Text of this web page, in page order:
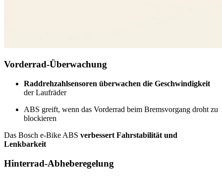
Vorderrad-Überwachung
Raddrehzahlsensoren überwachen die Geschwindigkeit
der Laufräder
ABS greift, wenn das Vorderrad beim Bremsvorgang droht zu
blockieren
Das Bosch e-Bike ABS verbessert Fahrstabilität und
Lenkbarkeit
Hinterrad-Abheberegelung